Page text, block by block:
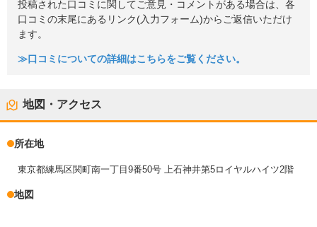
投稿された口コミに関してご意見・コメントがある場合は、各
口コミの末尾にあるリンク(入力フォーム)からご返信いただけ
ます。
≫口コミについての詳細はこちらをご覧ください。
地図・アクセス
所在地
東京都練馬区関町南一丁目9番50号 上石神井第5ロイヤルハイツ2階
地図